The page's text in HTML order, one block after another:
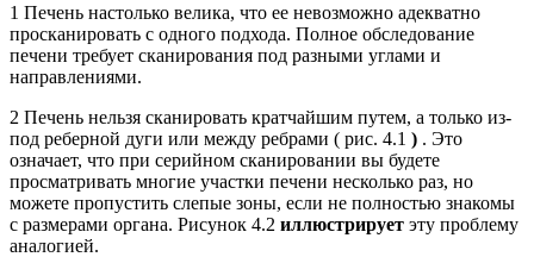
1 Печень настолько велика, что ее невозможно адекватно
просканировать с одного подхода. Полное обследование
печени требует сканирования под разными углами и
направлениями.
2 Печень нельзя сканировать кратчайшим путем, а только из-
под реберной дуги или между ребрами ( рис. 4.1 ) . Это
означает, что при серийном сканировании вы будете
просматривать многие участки печени несколько раз, но
можете пропустить слепые зоны, если не полностью знакомы
с размерами органа. Рисунок 4.2 иллюстрирует эту проблему
аналогией.